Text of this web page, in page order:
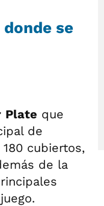
se
Plate que
de
cubiertos,
de la